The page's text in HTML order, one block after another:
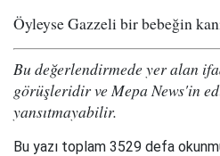
Öyleyse Gazzeli bir bebeğin
Bu değerlendirmede yer alan
görüşleridir ve Mepa News'in
yansıtmayabilir.
Bu yazı toplam 3529 defa